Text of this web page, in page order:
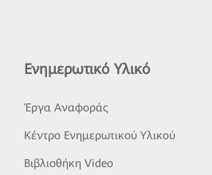
Ενημερωτικό Υλικό
Έργα Αναφοράς
Κέντρο Ενημερωτικού Υλικού
Βιβλιοθήκη Video